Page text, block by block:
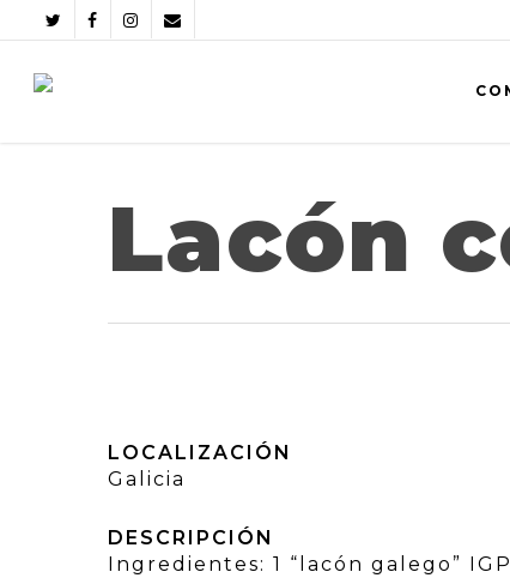
Lacón
LOCALIZACIÓN
Galicia
DESCRIPCIÓN
Ingredientes: 1 “lacón galego”